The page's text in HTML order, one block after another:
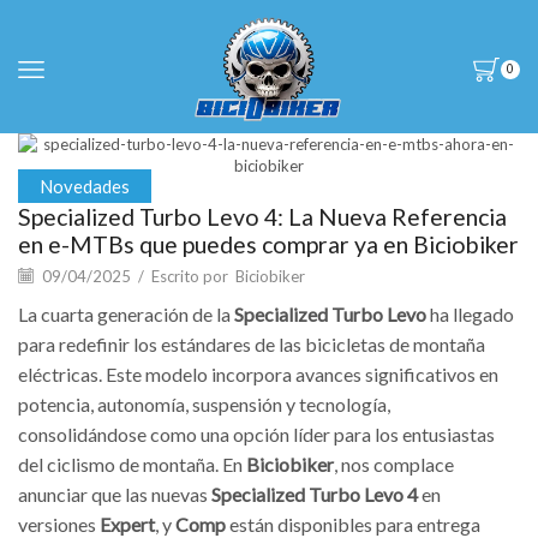
0
Novedades
Specialized Turbo Levo 4: La Nueva Referencia
en e-MTBs que puedes comprar ya en Biciobiker
09/04/2025 / Escrito por Biciobiker
La cuarta generación de laSpecialized Turbo Levoha llegado
para redefinir los estándares de las bicicletas de montaña
eléctricas. Este modelo incorpora avances significativos en
potencia, autonomía, suspensión y tecnología,
consolidándose como una opción líder para los entusiastas
del ciclismo de montaña. En Biciobiker, nos complace
anunciar que las nuevas Specialized Turbo Levo 4en
versiones Expert, yCompestán disponibles para entrega